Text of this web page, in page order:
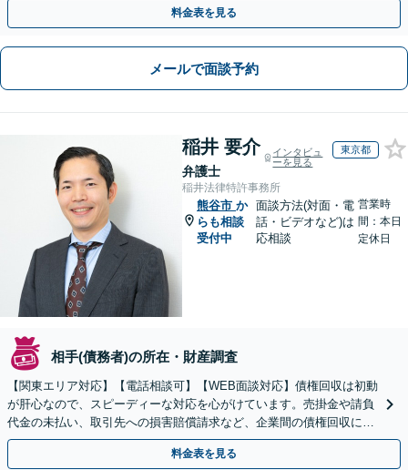
料金表を見る
メールで面談予約
稲井 要介
弁護士
インタビュ
ーを見る
東京都
稲井法律特許事務所
熊谷市 か
らも相談
受付中
面談方法(対面・電
話・ビデオなど)は
応相談
営業時
間：本日
定休日
相手(債務者)の所在・財産調査
【関東エリア対応】【電話相談可】【WEB面談対応】債権回収は初動
が肝心なので、スピーディーな対応を心がけています。売掛金や請負
代金の未払い、取引先への損害賠償請求など、企業間の債権回収に幅
広く対応「フリーランスの報酬未払いもご相談ください」
料金表を見る